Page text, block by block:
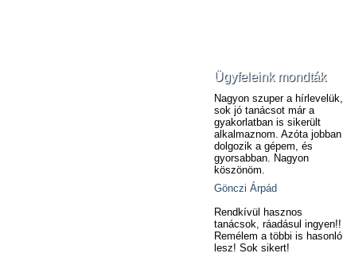
Ügyfeleink mondták
Nagyon szuper a hírlevelük,
sok jó tanácsot már a
gyakorlatban is sikerült
alkalmaznom. Azóta jobban
dolgozik a gépem, és
gyorsabban. Nagyon
köszönöm.
Gönczi Árpád
Rendkívül hasznos
tanácsok, ráadásul ingyen!!
Remélem a többi is hasonló
lesz! Sok sikert!